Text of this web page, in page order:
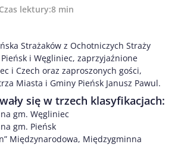
lektury:8 min
Strażaków z Ochotniczych Straży
i Węgliniec, zaprzyjaźnione
i Czech oraz zaproszonych gości,
Miasta i Gminy Pieńsk Janusz Pawul.
się w trzech klasyfikacjach:
gm. Węgliniec
gm. Pieńsk
Międzynarodowa, Międzygminna